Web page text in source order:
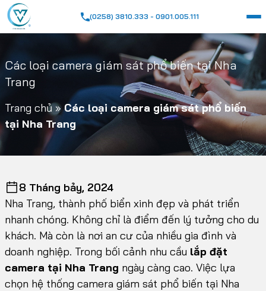
(0258) 3810.333 - 0901.005.111
Các loại camera giám sát phổ biến tại Nha
Trang
Trang chủ»Các loại camera giám sát phổ biến
tại Nha Trang
8 Tháng bảy, 2024
Nha Trang, thành phố biển xinh đẹp và phát triển
nhanh chóng. Không chỉ là điểm đến lý tưởng cho du
khách. Mà còn là nơi an cư của nhiều gia đình và
doanh nghiệp. Trong bối cảnh nhu cầu lắp đặt
camera tại Nha Trang ngày càng cao. Việc lựa
chọn hệ thống camera giám sát phổ biến tại Nha